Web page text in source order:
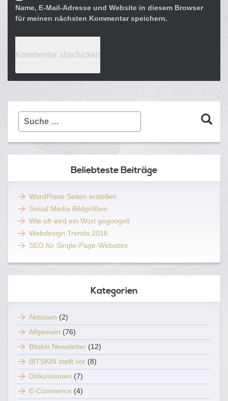
Name, E-Mail-Adresse und Website in diesem Browser
für meinen nächsten Kommentar speichern.
Suche
Beliebteste Beiträge
WordPress Seiten erstellen
Social Media Bildgrößen
Wie oft wird ein Wort gegoogelt
Webdesign Trends 2016
SEO für Single-Page-Websites
Kategorien
Aktionen (2)
Allgemein (76)
Bitskin Newsletter (12)
BITSKIN stellt vor (8)
Diskussionen (7)
E-Commerce (4)